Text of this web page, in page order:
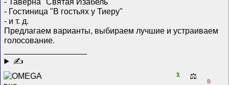
- Гостиница "В гостьях у Тиеру"
- и т. д.
Предлагаем варианты, выбираем лучшие и устраиваем
голосование.
✍
1 ⚖️
0